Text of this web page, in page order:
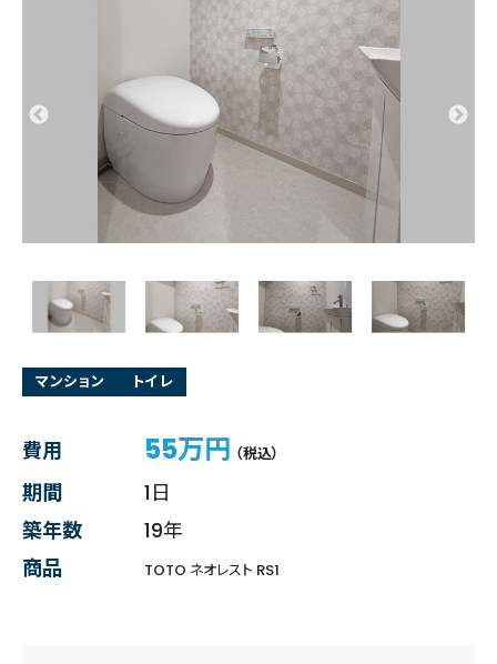
マンション トイレ
費用 55万円 （税込）
期間
1日
築年数
19年
商品
TOTO ネオレスト RS1